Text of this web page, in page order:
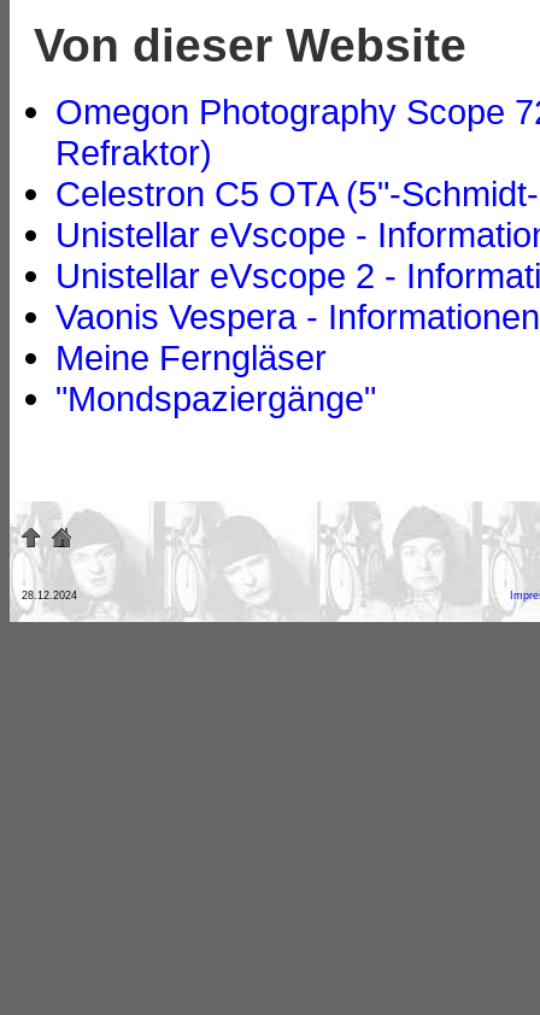
Von dieser Website
Omegon Photography Scope
Refraktor)
Celestron C5 OTA (5"-
Unistellar eVscope -
Unistellar eVscope 2 -
Vaonis Vespera - Informationen
Meine Ferngläser
"Mondspaziergänge"
28.12.2024